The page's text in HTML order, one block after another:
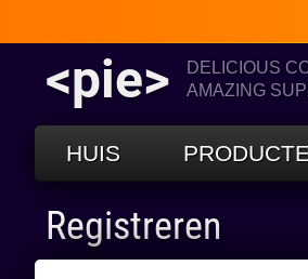
<pie>
DELICIOUS
AMAZING
HUIS
Registreren